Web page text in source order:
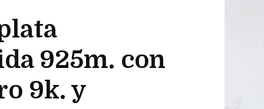
OUTLET 50€
925m. con
9k. y